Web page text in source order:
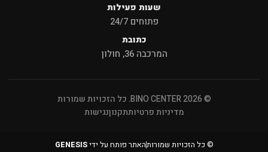
שעות פעילות
פתוחים 24/7
כתובת
המרכבה 36, חולון
© 2026 BINO CENTER. כל הזכויות שמורות
מדיניות פרטיותתקנוןנגישות
© כל הזכויות שמורותהאתר פותח על ידיGENESIS